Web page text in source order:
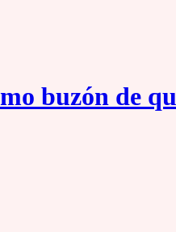
buzón de